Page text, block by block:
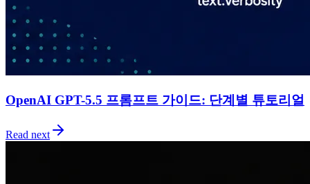
OpenAI GPT-5.5 프롬프트 가이드: 단계별 튜토리얼
Read next